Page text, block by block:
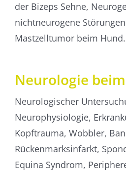
der Bizeps Sehne,
nichtneurogene
Mastzelltumor beim
Neurologie
Neurologischer
Neurophysiologie,
Kopftrauma, Wobbler,
Rückenmarks­infarkt,
Equina Syndrom,